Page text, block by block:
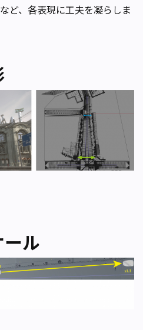
ど、各表現に工夫を凝らしま
ル